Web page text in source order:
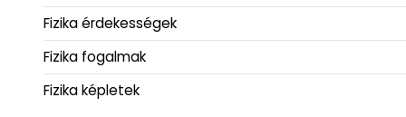
Fizika érdekességek
Fizika fogalmak
Fizika képletek